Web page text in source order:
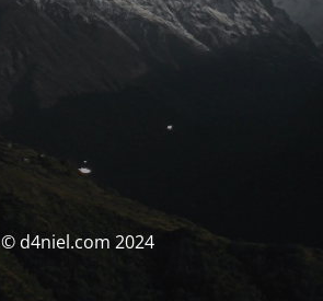
© d4niel.com 2024